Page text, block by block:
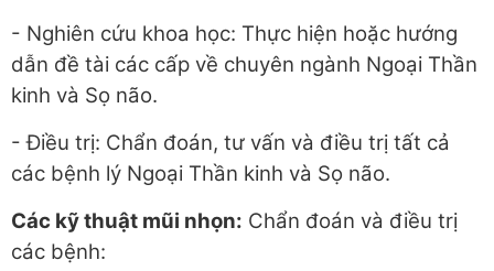
- Nghiên cứu khoa học: Thực hiện hoặc hướng
dẫn đề tài các cấp về chuyên ngành Ngoại Thần
kinh và Sọ não.
- Điều trị: Chẩn đoán, tư vấn và điều trị tất cả
các bệnh lý Ngoại Thần kinh và Sọ não.
Các kỹ thuật mũi nhọn: Chẩn đoán và điều trị
các bệnh: